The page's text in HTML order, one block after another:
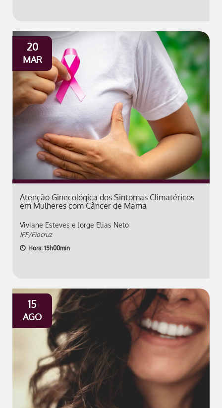
20
MAR
Atenção Ginecológica dos Sintomas Climatéricos
em Mulheres com Câncer de Mama
Viviane Esteves e Jorge Elias Neto
IFF/Fiocruz
Hora: 15h00min
15
AGO